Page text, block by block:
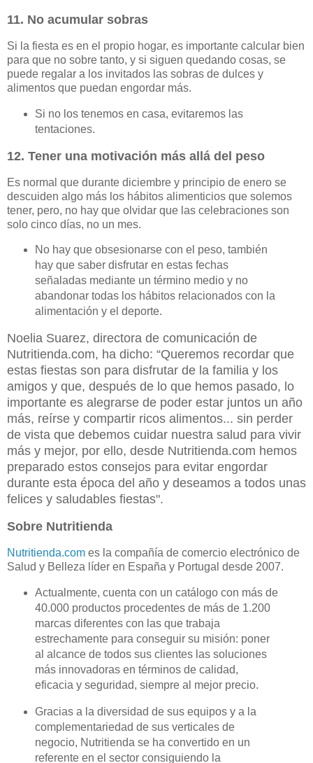
11. No acumular sobras
Si la fiesta es en el propio hogar, es importante calcular bien
para que no sobre tanto, y si siguen quedando cosas, se
puede regalar a los invitados las sobras de dulces y
alimentos que puedan engordar más.
Si no los tenemos en casa, evitaremos las
tentaciones.
12. Tener una motivación más allá del peso
Es normal que durante diciembre y principio de enero se
descuiden algo más los hábitos alimenticios que solemos
tener, pero, no hay que olvidar que las celebraciones son
solo cinco días, no un mes.
No hay que obsesionarse con el peso, también
hay que saber disfrutar en estas fechas
señaladas mediante un término medio y no
abandonar todas los hábitos relacionados con la
alimentación y el deporte.
Noelia Suarez, directora de comunicación de
Nutritienda.com, ha dicho: “Queremos recordar que
estas fiestas son para disfrutar de la familia y los
amigos y que, después de lo que hemos pasado, lo
importante es alegrarse de poder estar juntos un año
más, reírse y compartir ricos alimentos... sin perder
de vista que debemos cuidar nuestra salud para vivir
más y mejor, por ello, desde Nutritienda.com hemos
preparado estos consejos para evitar engordar
durante esta época del año y deseamos a todos unas
felices y saludables fiestas".
Sobre Nutritienda
Nutritienda.com es la compañía de comercio electrónico de
Salud y Belleza líder en España y Portugal desde 2007.
Actualmente, cuenta con un catálogo con más de
40.000 productos procedentes de más de 1.200
marcas diferentes con las que trabaja
estrechamente para conseguir su misión: poner
al alcance de todos sus clientes las soluciones
más innovadoras en términos de calidad,
eficacia y seguridad, siempre al mejor precio.
Gracias a la diversidad de sus equipos y a la
complementariedad de sus verticales de
negocio, Nutritienda se ha convertido en un
referente en el sector consiguiendo la